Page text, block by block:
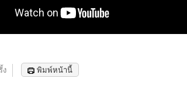
ง พิมพ์หน้านี้